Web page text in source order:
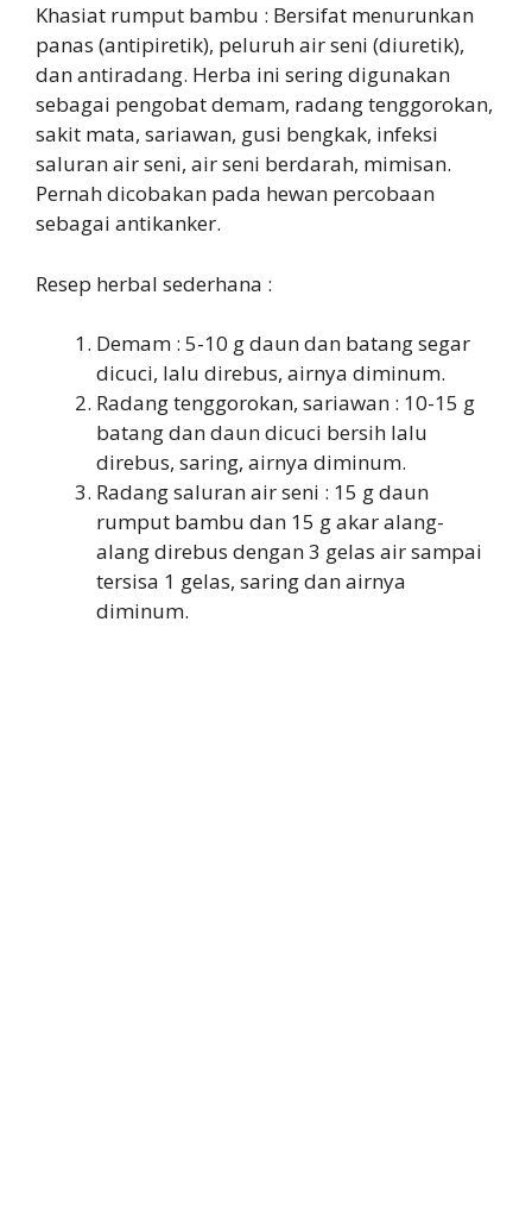
Khasiat rumput bambu : Bersifat menurunkan
panas (antipiretik), peluruh air seni (diuretik),
dan antiradang. Herba ini sering digunakan
sebagai pengobat demam, radang tenggorokan,
sakit mata, sariawan, gusi bengkak, infeksi
saluran air seni, air seni berdarah, mimisan.
Pernah dicobakan pada hewan percobaan
sebagai antikanker.
Resep herbal sederhana :
Demam : 5-10 g daun dan batang segar
dicuci, lalu direbus, airnya diminum.
Radang tenggorokan, sariawan : 10-15 g
batang dan daun dicuci bersih lalu
direbus, saring, airnya diminum.
Radang saluran air seni : 15 g daun
rumput bambu dan 15 g akar alang-
alang direbus dengan 3 gelas air sampai
tersisa 1 gelas, saring dan airnya
diminum.